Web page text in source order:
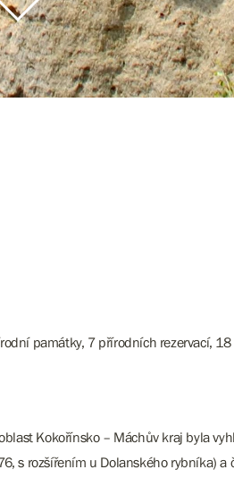
památky, 7 přírodních rezervací,
Kokořínsko – Máchův kraj byla
s rozšířením u Dolanského rybníka)